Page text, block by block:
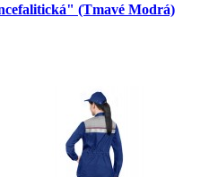
(Tmavé Modrá)